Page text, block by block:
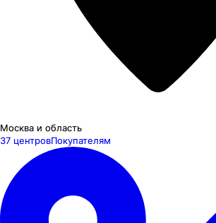
Москва и область
37 центровПокупателям